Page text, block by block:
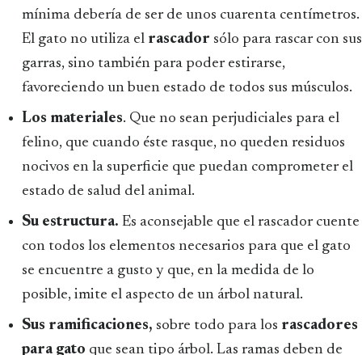
mínima debería de ser de unos cuarenta centímetros.
El gato no utiliza el rascador sólo para rascar con sus
garras, sino también para poder estirarse,
favoreciendo un buen estado de todos sus músculos.
Los materiales. Que no sean perjudiciales para el
felino, que cuando éste rasque, no queden residuos
nocivos en la superficie que puedan comprometer el
estado de salud del animal.
Su estructura. Es aconsejable que el rascador cuente
con todos los elementos necesarios para que el gato
se encuentre a gusto y que, en la medida de lo
posible, imite el aspecto de un árbol natural.
Sus ramificaciones, sobre todo para los rascadores
para gato que sean tipo árbol. Las ramas deben de